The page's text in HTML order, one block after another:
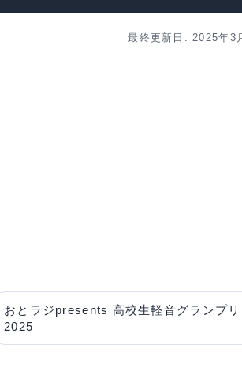
最終更新日: 2025年3
おとラジpresents 高校生軽音グランプリ
2025